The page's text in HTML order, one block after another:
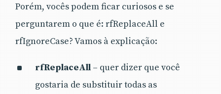
Porém, vocês podem ficar curiosos e se
perguntarem o que é: rfReplaceAll e
rfIgnoreCase? Vamos à explicação:
rfReplaceAll – quer dizer que você
gostaria de substituir todas as